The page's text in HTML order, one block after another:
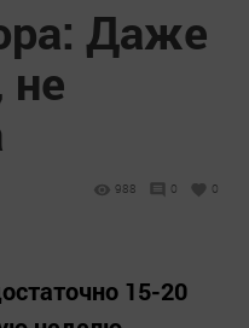
Даже
988 0 0
15-20